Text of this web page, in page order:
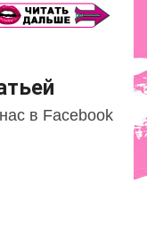
в Facebook